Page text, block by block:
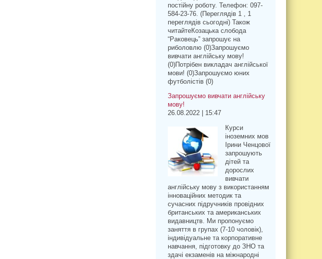
постійну роботу. Телефон: 097-
584-23-76. (Переглядів 1 , 1
переглядів сьогодні) Також
читайтеКозацька слобода
“Раковець” запрошує на
риболовлю (0)Запрошуємо
вивчати англійську мову!
(0)Потрібен викладач англійської
мови! (0)Запрошуємо юних
футболістів (0)
Запрошуємо вивчати англійську
мову!
26.08.2022 | 15:47
Курси
іноземних мов
Ірини Ченцової
запрошують
дітей та
дорослих
вивчати
англійську мову з використанням
інноваційних методик та
сучасних підручників провідних
британських та американських
видавництв. Ми пропонуємо
заняття в групах (7-10 чоловік),
індивідуальне та корпоративне
навчання, підготовку до ЗНО та
здачі екзаменів на міжнародні